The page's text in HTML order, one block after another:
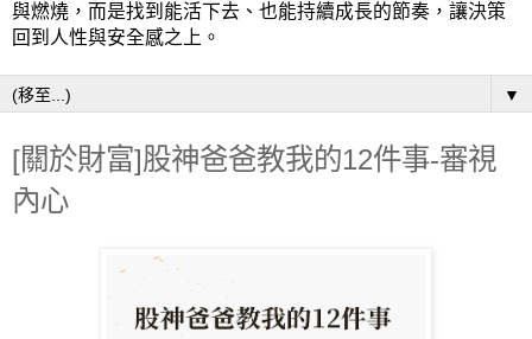
與燃燒，而是找到能活下去、也能持續成長的節奏，讓決策
回到人性與安全感之上。
▼
[關於財富]股神爸爸教我的12件事-審視
內心